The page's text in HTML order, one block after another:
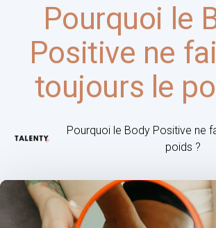
Pourquoi le
Positive ne
toujours le
Pourquoi le Body Positive ne
poids ?